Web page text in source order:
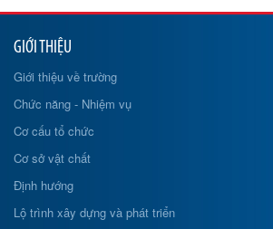
GIỚI THIỆU
Giới thiệu về trường
Chức năng - Nhiệm vụ
Cơ cấu tổ chức
Cơ sở vật chất
Định hướng
Lộ trình xây dựng và phát triển